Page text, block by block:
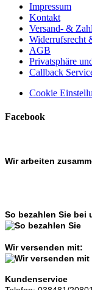
Impressum
Kontakt
Versand- &
Widerrufsrecht
AGB
Privatsphäre
Callback
Cookie
Facebook
Wir arbeiten
So bezahlen Sie bei
Wir versenden mit:
Kundenservice